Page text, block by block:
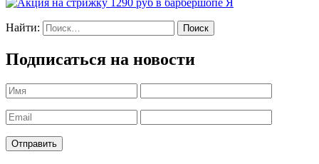
Найти:
Подписаться на новости